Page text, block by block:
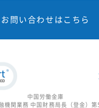
お問い合わせはこちら
中国労働金庫
機関業務 中国財務局長（登金）